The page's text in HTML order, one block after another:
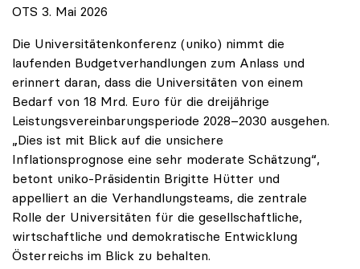
OTS 3. Mai 2026
Die Universitätenkonferenz (uniko) nimmt die
laufenden Budgetverhandlungen zum Anlass und
erinnert daran, dass die Universitäten von einem
Bedarf von 18 Mrd. Euro für die dreijährige
Leistungsvereinbarungsperiode 2028–2030 ausgehen.
„Dies ist mit Blick auf die unsichere
Inflationsprognose eine sehr moderate Schätzung“,
betont uniko-Präsidentin Brigitte Hütter und
appelliert an die Verhandlungsteams, die zentrale
Rolle der Universitäten für die gesellschaftliche,
wirtschaftliche und demokratische Entwicklung
Österreichs im Blick zu behalten.